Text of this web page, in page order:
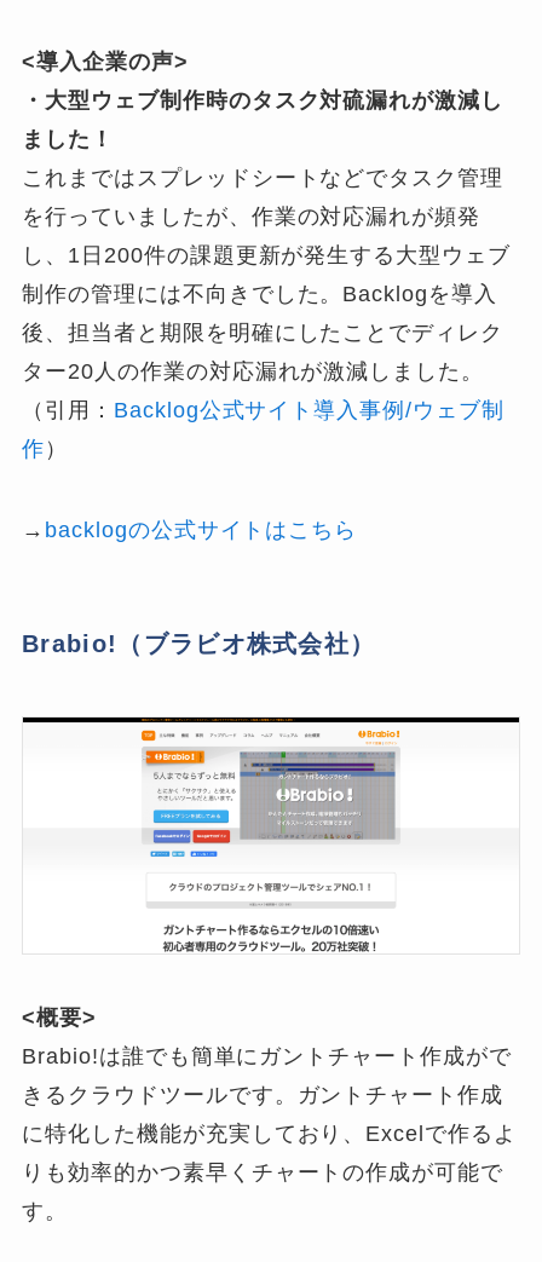
<導入企業の声>
・大型ウェブ制作時のタスク対硫漏れが激減し
ました！
これまではスプレッドシートなどでタスク管理
を行っていましたが、作業の対応漏れが頻発
し、1日200件の課題更新が発生する大型ウェブ
制作の管理には不向きでした。Backlogを導入
後、担当者と期限を明確にしたことでディレク
ター20人の作業の対応漏れが激減しました。
（引用： Backlog公式サイト導入事例/ウェブ制
作 ）
→ backlogの公式サイトはこちら
Brabio!（ブラビオ株式会社）
<概要>
Brabio!は誰でも簡単にガントチャート作成がで
きるクラウドツールです。ガントチャート作成
に特化した機能が充実しており、Excelで作るよ
りも効率的かつ素早くチャートの作成が可能で
す。